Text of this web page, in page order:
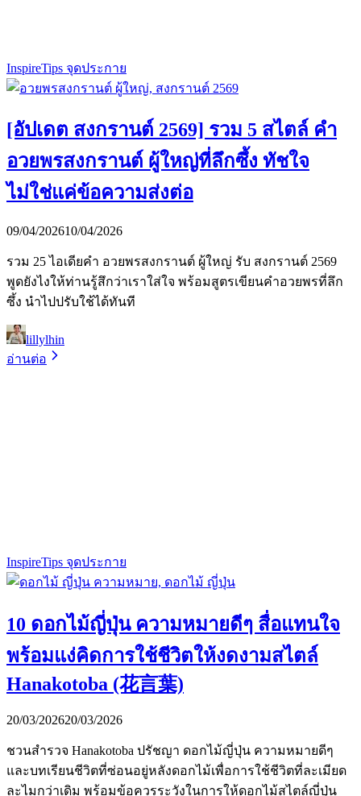
InspireTips จุดประกาย
[อัปเดต สงกรานต์ 2569] รวม 5 สไตล์ คำ
อวยพรสงกรานต์ ผู้ใหญ่ที่ลึกซึ้ง ทัชใจ
ไม่ใช่แค่ข้อความส่งต่อ
09/04/202610/04/2026
รวม 25 ไอเดียคำ อวยพรสงกรานต์ ผู้ใหญ่ รับ สงกรานต์ 2569
พูดยังไงให้ท่านรู้สึกว่าเราใส่ใจ พร้อมสูตรเขียนคำอวยพรที่ลึก
ซึ้ง นำไปปรับใช้ได้ทันที
lillylhin
อ่านต่อ
InspireTips จุดประกาย
10 ดอกไม้ญี่ปุ่น ความหมายดีๆ สื่อแทนใจ
พร้อมแง่คิดการใช้ชีวิตให้งดงามสไตล์
Hanakotoba (花言葉)
20/03/202620/03/2026
ชวนสำรวจ Hanakotoba ปรัชญา ดอกไม้ญี่ปุ่น ความหมายดีๆ
และบทเรียนชีวิตที่ซ่อนอยู่หลังดอกไม้เพื่อการใช้ชีวิตที่ละเมียด
ละไมกว่าเดิม พร้อมข้อควรระวังในการให้ดอกไม้สไตล์ญี่ปุ่น